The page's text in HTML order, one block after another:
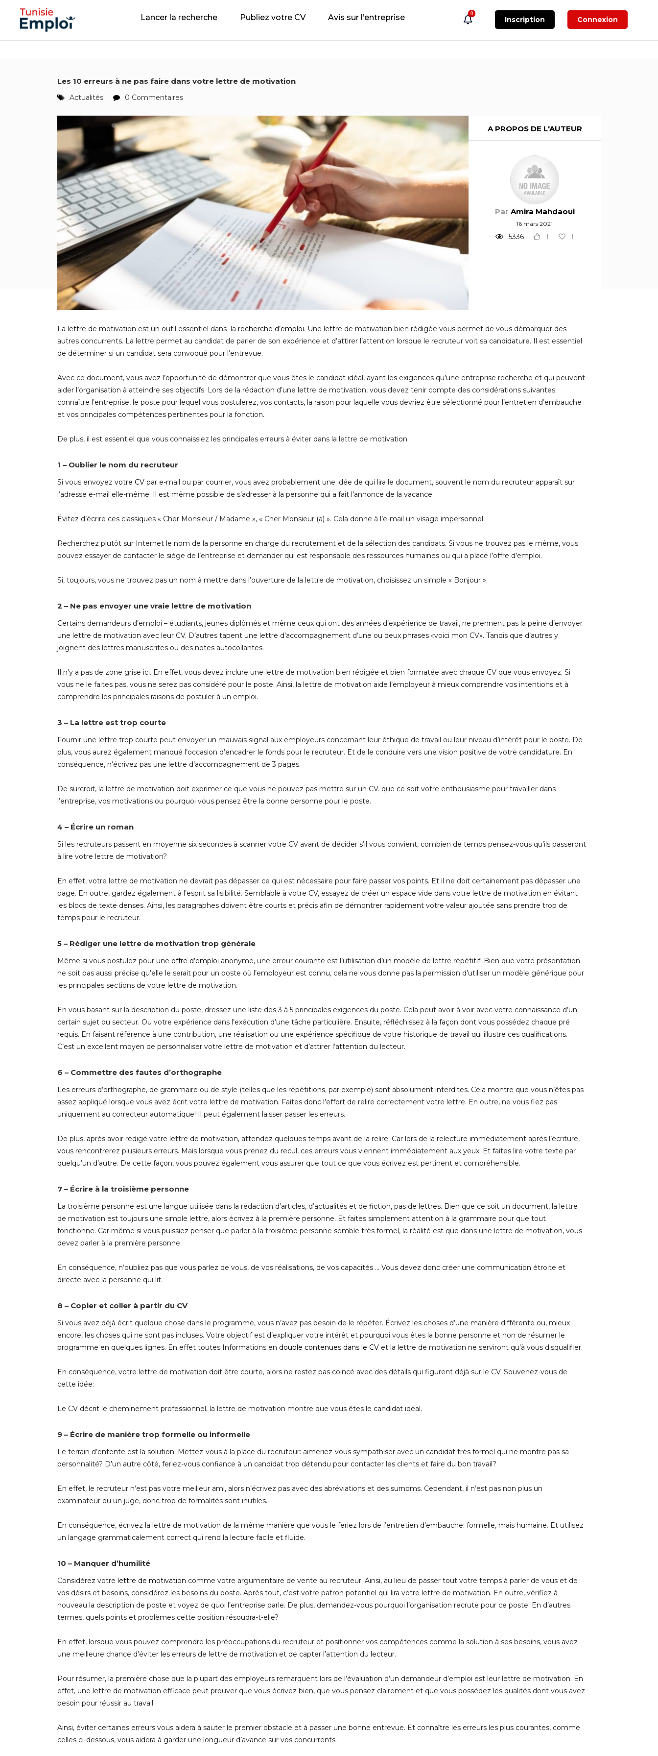
Lancer la recherche Publiez votre CV Avis sur l’entreprise 0
Inscription Connexion
Les 10 erreurs à ne pas faire dans votre lettre de motivation
Actualités 0 Commentaires
A PROPOS DE L'AUTEUR
Par Amira Mahdaoui
16 mars 2021
5336 1 1
La lettre de motivation est un outil essentiel dans la recherche d’emploi. Une lettre de motivation bien rédigée vous permet de vous démarquer des
autres concurrents. La lettre permet au candidat de parler de son expérience et d’attirer l’attention lorsque le recruteur voit sa candidature. Il est essentiel
de déterminer si un candidat sera convoqué pour l’entrevue.
Avec ce document, vous avez l’opportunité de démontrer que vous êtes le candidat idéal, ayant les exigences qu’une entreprise recherche et qui peuvent
aider l’organisation à atteindre ses objectifs. Lors de la rédaction d’une lettre de motivation, vous devez tenir compte des considérations suivantes:
connaître l’entreprise, le poste pour lequel vous postulerez, vos contacts, la raison pour laquelle vous devriez être sélectionné pour l’entretien d’embauche
et vos principales compétences pertinentes pour la fonction.
De plus, il est essentiel que vous connaissiez les principales erreurs à éviter dans la lettre de motivation:
1 – Oublier le nom du recruteur
Si vous envoyez votre CV par e-mail ou par courrier, vous avez probablement une idée de qui lira le document, souvent le nom du recruteur apparaît sur
l’adresse e-mail elle-même. Il est même possible de s’adresser à la personne qui a fait l’annonce de la vacance.
Évitez d’écrire ces classiques « Cher Monsieur / Madame », « Cher Monsieur (a) ». Cela donne à l’e-mail un visage impersonnel.
Recherchez plutôt sur Internet le nom de la personne en charge du recrutement et de la sélection des candidats. Si vous ne trouvez pas le même, vous
pouvez essayer de contacter le siège de l’entreprise et demander qui est responsable des ressources humaines ou qui a placé l’offre d’emploi.
Si, toujours, vous ne trouvez pas un nom à mettre dans l’ouverture de la lettre de motivation, choisissez un simple « Bonjour ».
2 – Ne pas envoyer une vraie lettre de motivation
Certains demandeurs d’emploi – étudiants, jeunes diplômés et même ceux qui ont des années d’expérience de travail, ne prennent pas la peine d’envoyer
une lettre de motivation avec leur CV. D’autres tapent une lettre d’accompagnement d’une ou deux phrases «voici mon CV». Tandis que d’autres y
joignent des lettres manuscrites ou des notes autocollantes.
Il n’y a pas de zone grise ici. En effet, vous devez inclure une lettre de motivation bien rédigée et bien formatée avec chaque CV que vous envoyez. Si
vous ne le faites pas, vous ne serez pas considéré pour le poste. Ainsi, la lettre de motivation aide l’employeur à mieux comprendre vos intentions et à
comprendre les principales raisons de postuler à un emploi.
3 – La lettre est trop courte
Fournir une lettre trop courte peut envoyer un mauvais signal aux employeurs concernant leur éthique de travail ou leur niveau d’intérêt pour le poste. De
plus, vous aurez également manqué l’occasion d’encadrer le fonds pour le recruteur. Et de le conduire vers une vision positive de votre candidature. En
conséquence, n’écrivez pas une lettre d’accompagnement de 3 pages.
De surcroit, la lettre de motivation doit exprimer ce que vous ne pouvez pas mettre sur un CV. que ce soit votre enthousiasme pour travailler dans
l’entreprise, vos motivations ou pourquoi vous pensez être la bonne personne pour le poste.
4 – Écrire un roman
Si les recruteurs passent en moyenne six secondes à scanner votre CV avant de décider s’il vous convient, combien de temps pensez-vous qu’ils passeront
à lire votre lettre de motivation?
En effet, votre lettre de motivation ne devrait pas dépasser ce qui est nécessaire pour faire passer vos points. Et il ne doit certainement pas dépasser une
page. En outre, gardez également à l’esprit sa lisibilité. Semblable à votre CV, essayez de créer un espace vide dans votre lettre de motivation en évitant
les blocs de texte denses. Ainsi, les paragraphes doivent être courts et précis afin de démontrer rapidement votre valeur ajoutée sans prendre trop de
temps pour le recruteur.
5 – Rédiger une lettre de motivation trop générale
Même si vous postulez pour une offre d’emploi anonyme, une erreur courante est l’utilisation d’un modèle de lettre répétitif. Bien que votre présentation
ne soit pas aussi précise qu’elle le serait pour un poste où l’employeur est connu, cela ne vous donne pas la permission d’utiliser un modèle générique pour
les principales sections de votre lettre de motivation.
En vous basant sur la description du poste, dressez une liste des 3 à 5 principales exigences du poste. Cela peut avoir à voir avec votre connaissance d’un
certain sujet ou secteur. Ou votre expérience dans l’exécution d’une tâche particulière. Ensuite, réfléchissez à la façon dont vous possédez chaque pré
requis. En faisant référence à une contribution, une réalisation ou une expérience spécifique de votre historique de travail qui illustre ces qualifications.
C’est un excellent moyen de personnaliser votre lettre de motivation et d’attirer l’attention du lecteur.
6 – Commettre des fautes d’orthographe
Les erreurs d’orthographe, de grammaire ou de style (telles que les répétitions, par exemple) sont absolument interdites. Cela montre que vous n’êtes pas
assez appliqué lorsque vous avez écrit votre lettre de motivation. Faites donc l’effort de relire correctement votre lettre. En outre, ne vous fiez pas
uniquement au correcteur automatique! Il peut également laisser passer les erreurs.
De plus, après avoir rédigé votre lettre de motivation, attendez quelques temps avant de la relire. Car lors de la relecture immédiatement après l’écriture,
vous rencontrerez plusieurs erreurs. Mais lorsque vous prenez du recul, ces erreurs vous viennent immédiatement aux yeux. Et faites lire votre texte par
quelqu’un d’autre. De cette façon, vous pouvez également vous assurer que tout ce que vous écrivez est pertinent et compréhensible.
7 – Écrire à la troisième personne
La troisième personne est une langue utilisée dans la rédaction d’articles, d’actualités et de fiction, pas de lettres. Bien que ce soit un document, la lettre
de motivation est toujours une simple lettre, alors écrivez à la première personne. Et faites simplement attention à la grammaire pour que tout
fonctionne. Car même si vous puissiez penser que parler à la troisième personne semble très formel, la réalité est que dans une lettre de motivation, vous
devez parler à la première personne.
En conséquence, n’oubliez pas que vous parlez de vous, de vos réalisations, de vos capacités … Vous devez donc créer une communication étroite et
directe avec la personne qui lit.
8 – Copier et coller à partir du CV
Si vous avez déjà écrit quelque chose dans le programme, vous n’avez pas besoin de le répéter. Écrivez les choses d’une manière différente ou, mieux
encore, les choses qui ne sont pas incluses. Votre objectif est d’expliquer votre intérêt et pourquoi vous êtes la bonne personne et non de résumer le
programme en quelques lignes. En effet toutes Informations en double contenues dans le CV et la lettre de motivation ne serviront qu’à vous disqualifier.
En conséquence, votre lettre de motivation doit être courte, alors ne restez pas coincé avec des détails qui figurent déjà sur le CV. Souvenez-vous de
cette idée:
Le CV décrit le cheminement professionnel, la lettre de motivation montre que vous êtes le candidat idéal.
9 – Écrire de manière trop formelle ou informelle
Le terrain d’entente est la solution. Mettez-vous à la place du recruteur: aimeriez-vous sympathiser avec un candidat très formel qui ne montre pas sa
personnalité? D’un autre côté, feriez-vous confiance à un candidat trop détendu pour contacter les clients et faire du bon travail?
En effet, le recruteur n’est pas votre meilleur ami, alors n’écrivez pas avec des abréviations et des surnoms. Cependant, il n’est pas non plus un
examinateur ou un juge, donc trop de formalités sont inutiles.
En conséquence, écrivez la lettre de motivation de la même manière que vous le feriez lors de l’entretien d’embauche: formelle, mais humaine. Et utilisez
un langage grammaticalement correct qui rend la lecture facile et fluide.
10 – Manquer d’humilité
Considérez votre lettre de motivation comme votre argumentaire de vente au recruteur. Ainsi, au lieu de passer tout votre temps à parler de vous et de
vos désirs et besoins, considérez les besoins du poste. Après tout, c’est votre patron potentiel qui lira votre lettre de motivation. En outre, vérifiez à
nouveau la description de poste et voyez de quoi l’entreprise parle. De plus, demandez-vous pourquoi l’organisation recrute pour ce poste. En d’autres
termes, quels points et problèmes cette position résoudra-t-elle?
En effet, lorsque vous pouvez comprendre les préoccupations du recruteur et positionner vos compétences comme la solution à ses besoins, vous avez
une meilleure chance d’éviter les erreurs de lettre de motivation et de capter l’attention du lecteur.
Pour résumer, la première chose que la plupart des employeurs remarquent lors de l’évaluation d’un demandeur d’emploi est leur lettre de motivation. En
effet, une lettre de motivation efficace peut prouver que vous écrivez bien, que vous pensez clairement et que vous possédez les qualités dont vous avez
besoin pour réussir au travail.
Ainsi, éviter certaines erreurs vous aidera à sauter le premier obstacle et à passer une bonne entrevue. Et connaître les erreurs les plus courantes, comme
celles ci-dessous, vous aidera à garder une longueur d’avance sur vos concurrents.